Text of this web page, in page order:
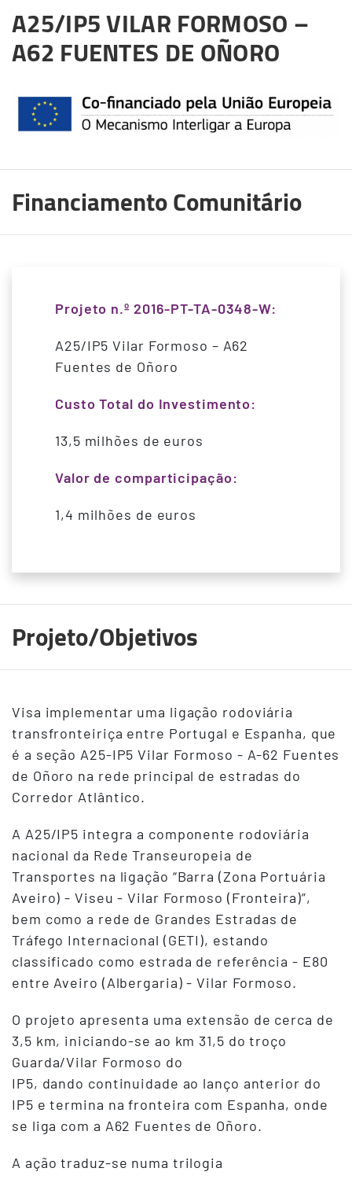
A25/IP5 VILAR FORMOSO –
A62 FUENTES DE OÑORO
Financiamento Comunitário
Projeto n.º 2016-PT-TA-0348-W:
A25/IP5 Vilar Formoso – A62
Fuentes de Oñoro
Custo Total do Investimento:
13,5 milhões de euros
Valor de comparticipação:
1,4 milhões de euros
Projeto/Objetivos
Terceiro
Conteudo
Visa implementar uma ligação rodoviária
transfronteiriça entre Portugal e Espanha, que
é a seção A25-IP5 Vilar Formoso - A-62 Fuentes
de Oñoro na rede principal de estradas do
Corredor Atlântico.
A A25/IP5 integra a componente rodoviária
nacional da Rede Transeuropeia de
Transportes na ligação “Barra (Zona Portuária
Aveiro) - Viseu - Vilar Formoso (Fronteira)”,
bem como a rede de Grandes Estradas de
Tráfego Internacional (GETI), estando
classificado como estrada de referência - E80
entre Aveiro (Albergaria) - Vilar Formoso.
O projeto apresenta uma extensão de cerca de
3,5 km, iniciando-se ao km 31,5 do troço
Guarda/Vilar Formoso do
IP5, dando continuidade ao lanço anterior do
IP5 e termina na fronteira com Espanha, onde
se liga com a A62 Fuentes de Oñoro.
A ação traduz-se numa trilogia